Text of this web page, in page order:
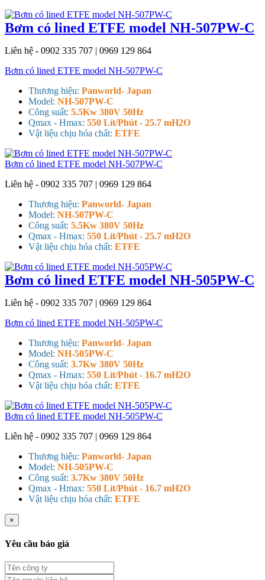
Bơm có lined ETFE model NH-507PW-C
Liên hệ - 0902 335 707 | 0969 129 864
Bơm có lined ETFE model NH-507PW-C
Thương hiệu: Panworld- Japan
Model: NH-507PW-C
Công suất: 5.5Kw 380V 50Hz
Qmax - Hmax: 550 Lít/Phút - 25.7 mH2O
Vật liệu chịu hóa chất: ETFE
Bơm có lined ETFE model NH-507PW-C
Liên hệ - 0902 335 707 | 0969 129 864
Thương hiệu: Panworld- Japan
Model: NH-507PW-C
Công suất: 5.5Kw 380V 50Hz
Qmax - Hmax: 550 Lít/Phút - 25.7 mH2O
Vật liệu chịu hóa chất: ETFE
Bơm có lined ETFE model NH-505PW-C
Liên hệ - 0902 335 707 | 0969 129 864
Bơm có lined ETFE model NH-505PW-C
Thương hiệu: Panworld- Japan
Model: NH-505PW-C
Công suất: 3.7Kw 380V 50Hz
Qmax - Hmax: 550 Lít/Phút - 16.7 mH2O
Vật liệu chịu hóa chất: ETFE
Bơm có lined ETFE model NH-505PW-C
Liên hệ - 0902 335 707 | 0969 129 864
Thương hiệu: Panworld- Japan
Model: NH-505PW-C
Công suất: 3.7Kw 380V 50Hz
Qmax - Hmax: 550 Lít/Phút - 16.7 mH2O
Vật liệu chịu hóa chất: ETFE
×
Yêu cầu báo giá